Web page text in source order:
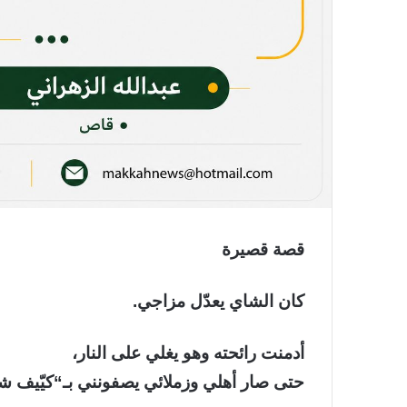
قصة قصيرة
كان الشاي يعدّل مزاجي.
أدمنت رائحته وهو يغلي على النار،
حتى صار أهلي وزملائي يصفونني بـ“كيّيف